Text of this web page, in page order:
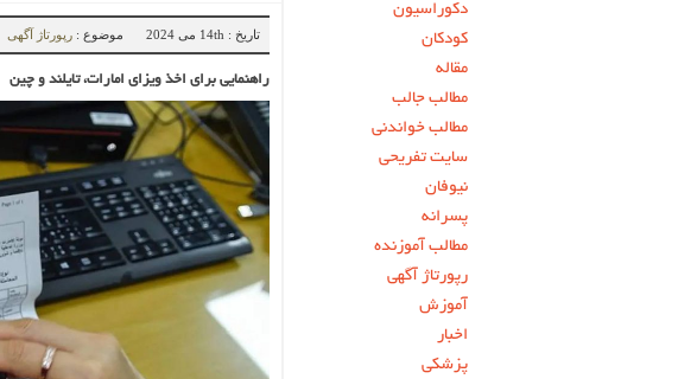
تاریخ : 14th می 2024 موضوع : رپورتاژ آگهی
راهنمایی برای اخذ ویزای امارات، تایلند و چین
دکوراسیون
کودکان
مقاله
مطالب جالب
مطالب خواندنی
سایت تفریحی
نیوفان
پسرانه
مطالب آموزنده
رپورتاژ آگهی
آموزش
اخبار
پزشکی